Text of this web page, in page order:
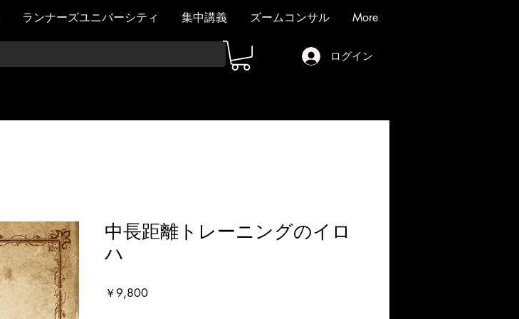
ランナーズユニバーシティ 集中講義 ズームコンサル More
ログイン
中長距離トレーニングのイロ
ハ
￥9,800価